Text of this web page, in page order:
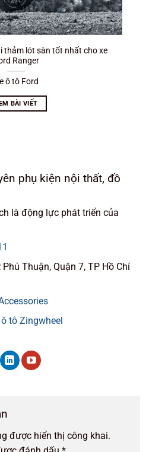
thảm lót sàn tốt nhất cho xe
Ranger
ô tô Ford
BÀI VIẾT
phụ kiện nội thất, đồ
là động lực phát triển của
Thuận, Quận 7, TP Hồ Chí
tô Zingwheel
được hiển thị công khai.